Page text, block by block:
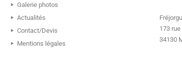
Galerie photos
Actualités
Contact/Devis
Mentions légales
173
34130